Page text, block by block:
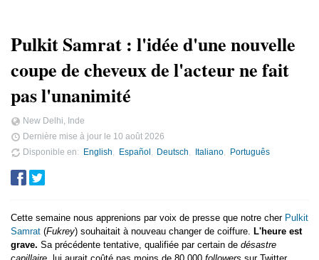
Pulkit Samrat : l'idée d'une nouvelle
coupe de cheveux de l'acteur ne fait
pas l'unanimité
New Delhi, Inde
Dernière mise à jour le 10 août 2026
Disponible en
English Español Deutsch Italiano Português
Cette semaine nous apprenions par voix de presse que notre cher Pulkit
Samrat (Fukrey) souhaitait à nouveau changer de coiffure. L'heure est
grave. Sa précédente tentative, qualifiée par certain de désastre